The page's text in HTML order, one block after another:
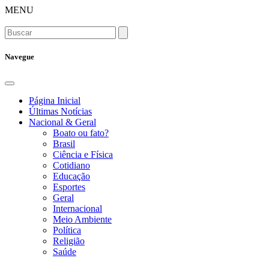
MENU
Navegue
Página Inicial
Últimas Notícias
Nacional & Geral
Boato ou fato?
Brasil
Ciência e Física
Cotidiano
Educação
Esportes
Geral
Internacional
Meio Ambiente
Política
Religião
Saúde